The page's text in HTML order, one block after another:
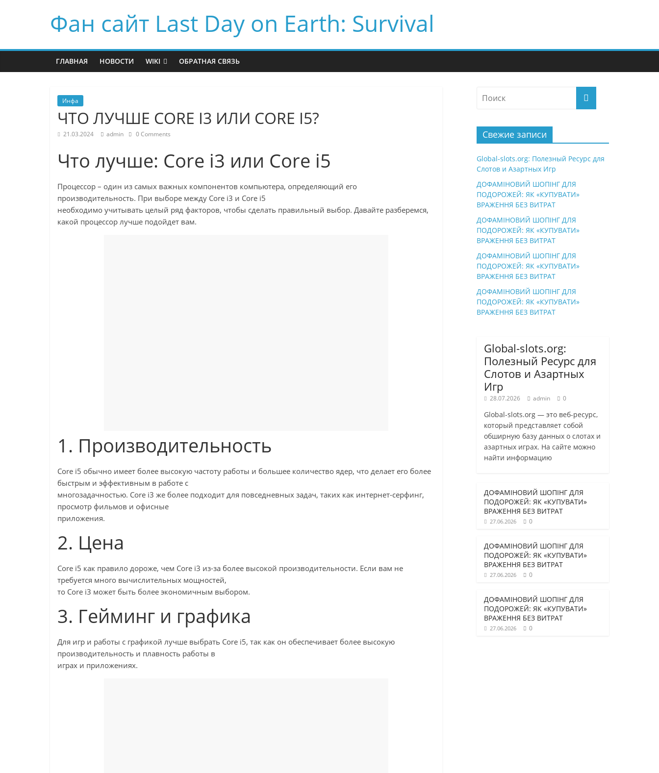
Фан сайт Last Day on Earth: Survival
ГЛАВНАЯ НОВОСТИ WIKI ОБРАТНАЯ СВЯЗЬ
Инфа
ЧТО ЛУЧШЕ CORE I3 ИЛИ CORE I5?
21.03.2024 admin 0 Comments
Что лучше: Core i3 или Core i5
Процессор – один из самых важных компонентов компьютера, определяющий его
производительность. При выборе между Core i3 и Core i5
необходимо учитывать целый ряд факторов, чтобы сделать правильный выбор. Давайте разберемся,
какой процессор лучше подойдет вам.
1. Производительность
Core i5 обычно имеет более высокую частоту работы и большее количество ядер, что делает его более
быстрым и эффективным в работе с
многозадачностью. Core i3 же более подходит для повседневных задач, таких как интернет-серфинг,
просмотр фильмов и офисные
приложения.
2. Цена
Core i5 как правило дороже, чем Core i3 из-за более высокой производительности. Если вам не
требуется много вычислительных мощностей,
то Core i3 может быть более экономичным выбором.
3. Гейминг и графика
Для игр и работы с графикой лучше выбрать Core i5, так как он обеспечивает более высокую
производительность и плавность работы в
играх и приложениях.
Свежие записи
Global-slots.org: Полезный Ресурс для
Слотов и Азартных Игр
ДОФАМІНОВИЙ ШОПІНГ ДЛЯ
ПОДОРОЖЕЙ: ЯК «КУПУВАТИ»
ВРАЖЕННЯ БЕЗ ВИТРАТ
ДОФАМІНОВИЙ ШОПІНГ ДЛЯ
ПОДОРОЖЕЙ: ЯК «КУПУВАТИ»
ВРАЖЕННЯ БЕЗ ВИТРАТ
ДОФАМІНОВИЙ ШОПІНГ ДЛЯ
ПОДОРОЖЕЙ: ЯК «КУПУВАТИ»
ВРАЖЕННЯ БЕЗ ВИТРАТ
ДОФАМІНОВИЙ ШОПІНГ ДЛЯ
ПОДОРОЖЕЙ: ЯК «КУПУВАТИ»
ВРАЖЕННЯ БЕЗ ВИТРАТ
Global-slots.org:
Полезный Ресурс для
Слотов и Азартных
Игр
28.07.2026 admin 0
Global-slots.org — это веб-ресурс,
который представляет собой
обширную базу данных о слотах и
азартных играх. На сайте можно
найти информацию
ДОФАМІНОВИЙ ШОПІНГ ДЛЯ
ПОДОРОЖЕЙ: ЯК «КУПУВАТИ»
ВРАЖЕННЯ БЕЗ ВИТРАТ
27.06.2026 0
ДОФАМІНОВИЙ ШОПІНГ ДЛЯ
ПОДОРОЖЕЙ: ЯК «КУПУВАТИ»
ВРАЖЕННЯ БЕЗ ВИТРАТ
27.06.2026 0
ДОФАМІНОВИЙ ШОПІНГ ДЛЯ
ПОДОРОЖЕЙ: ЯК «КУПУВАТИ»
ВРАЖЕННЯ БЕЗ ВИТРАТ
27.06.2026 0